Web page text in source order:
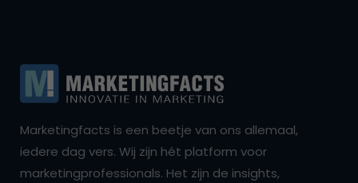
Marketingfacts is een beetje van ons allemaal,
iedere dag vers. Wij zijn hét platform voor
marketingprofessionals. Het zijn de insights,